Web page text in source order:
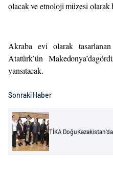
olacak ve etnoloji müzesi olarak
Akraba evi olarak
Atatürk’ün
yansıtacak.
Sonraki Haber
TİKA Doğu